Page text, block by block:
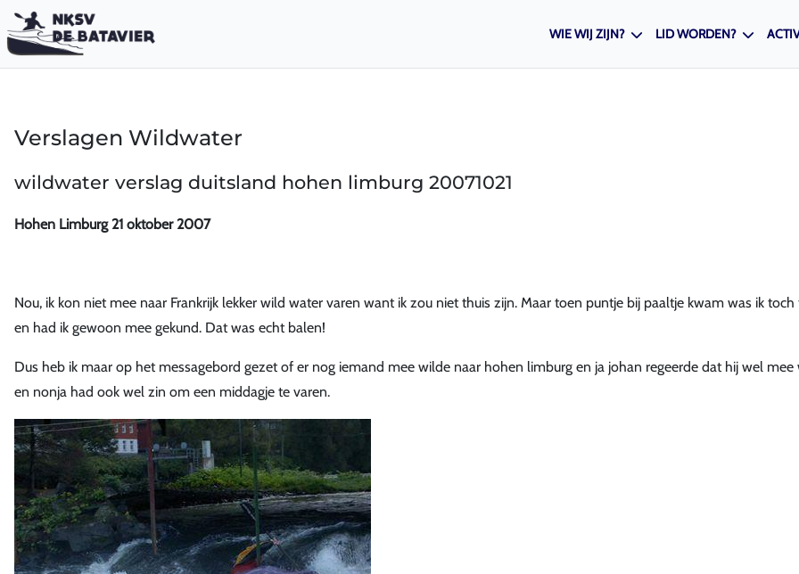
WIE WIJ ZIJN? LID WORDEN?
Verslagen Wildwater
wildwater verslag duitsland hohen limburg 20071021
Hohen Limburg 21 oktober 2007
Nou, ik kon niet mee naar Frankrijk lekker wild water varen want ik zou niet thuis zijn. Maar toen puntje bij paaltje kwam was ik toch
en had ik gewoon mee gekund. Dat was echt balen!
Dus heb ik maar op het messagebord gezet of er nog iemand mee wilde naar hohen limburg en ja johan regeerde dat hij wel mee
en nonja had ook wel zin om een middagje te varen.